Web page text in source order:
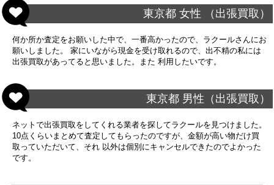
東京都 女性 （出張買取）
何か所か査定をお願いした中で、一番高かったので、ラクールさんにお
願いしました。 家にいながら現金を受け取れるので、出不精の私には
出張買取があってると思いました。また 利用したいです。
東京都 男性（出張買取）
ネットで出張買取をしてくれる業者を探してラクールを見つけました。
10点くらいまとめて査定してもらったのですが、金額が高い物だけ買
取っていただいて、それ 以外は個別にキャンセルできたのでよかった
です。